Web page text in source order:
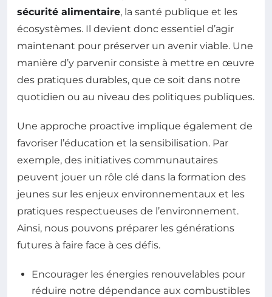
sécurité alimentaire, la santé publique et les
écosystèmes. Il devient donc essentiel d’agir
maintenant pour préserver un avenir viable. Une
manière d’y parvenir consiste à mettre en œuvre
des pratiques durables, que ce soit dans notre
quotidien ou au niveau des politiques publiques.
Une approche proactive implique également de
favoriser l’éducation et la sensibilisation. Par
exemple, des initiatives communautaires
peuvent jouer un rôle clé dans la formation des
jeunes sur les enjeux environnementaux et les
pratiques respectueuses de l’environnement.
Ainsi, nous pouvons préparer les générations
futures à faire face à ces défis.
Encourager les énergies renouvelables pour
réduire notre dépendance aux combustibles